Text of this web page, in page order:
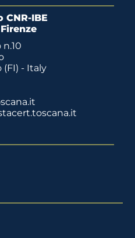
CNR-IBE
(FI) - Italy